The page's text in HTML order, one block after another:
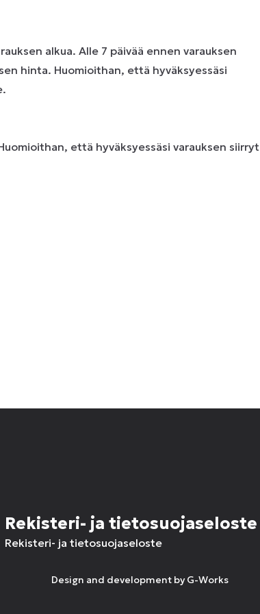
alkua. Alle 7 päivää ennen varauksen
hinta. Huomioithan, että hyväksyessäsi
että hyväksyessäsi varauksen siirryt
Rekisteri- ja tietosuojaseloste
Rekisteri- ja tietosuojaseloste
Design and development by G-Works